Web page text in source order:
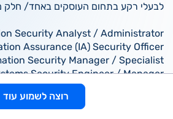
לבעלי רקע בתחום העוסקים באחד/ חלק
Security Analyst / Administrator
Assurance (IA) Security Officer
Security Manager / Specialist
Security Engineer / Manager
Security Professionals / Officers
Information Security / IT Auditors
רוצה לשמוע עוד